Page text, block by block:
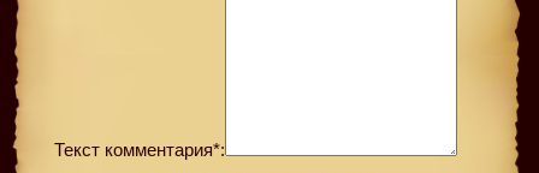
Текст комментария*: